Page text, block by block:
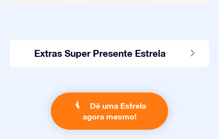
Extras Super Presente Estrela
Dê uma Estrela
agora mesmo!